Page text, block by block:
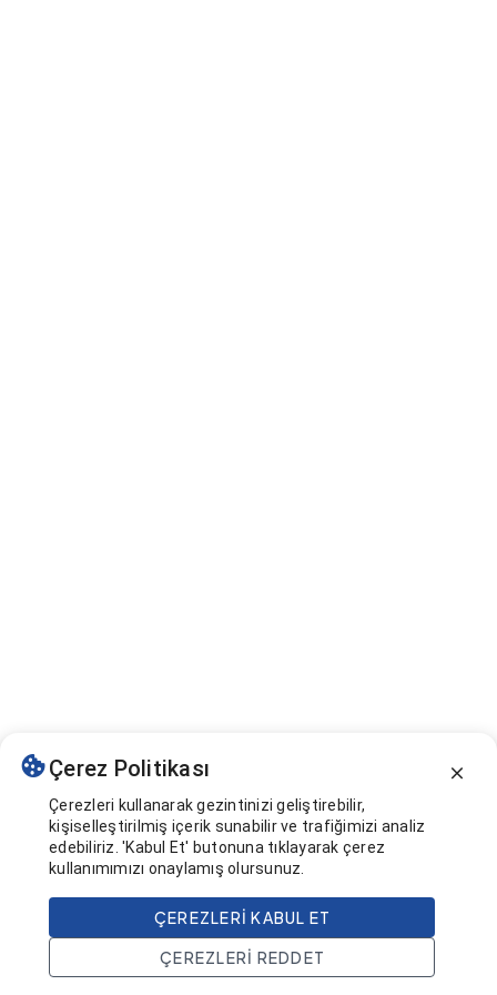
Çerez Politikası
Çerezleri kullanarak gezintinizi geliştirebilir,
kişiselleştirilmiş içerik sunabilir ve trafiğimizi analiz
edebiliriz. 'Kabul Et' butonuna tıklayarak çerez
kullanımımızı onaylamış olursunuz.
ÇEREZLERI KABUL ET
ÇEREZLERI REDDET